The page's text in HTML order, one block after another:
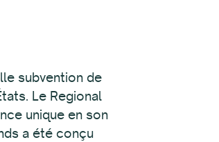
subvention de
Le Regional
unique en son
a été conçu